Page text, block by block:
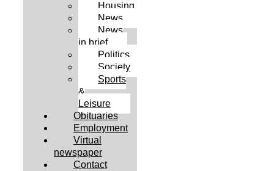
Housing
News
News
in brief
Politics
Society
Sports
&
Leisure
Obituaries
Employment
Virtual
newspaper
Contact